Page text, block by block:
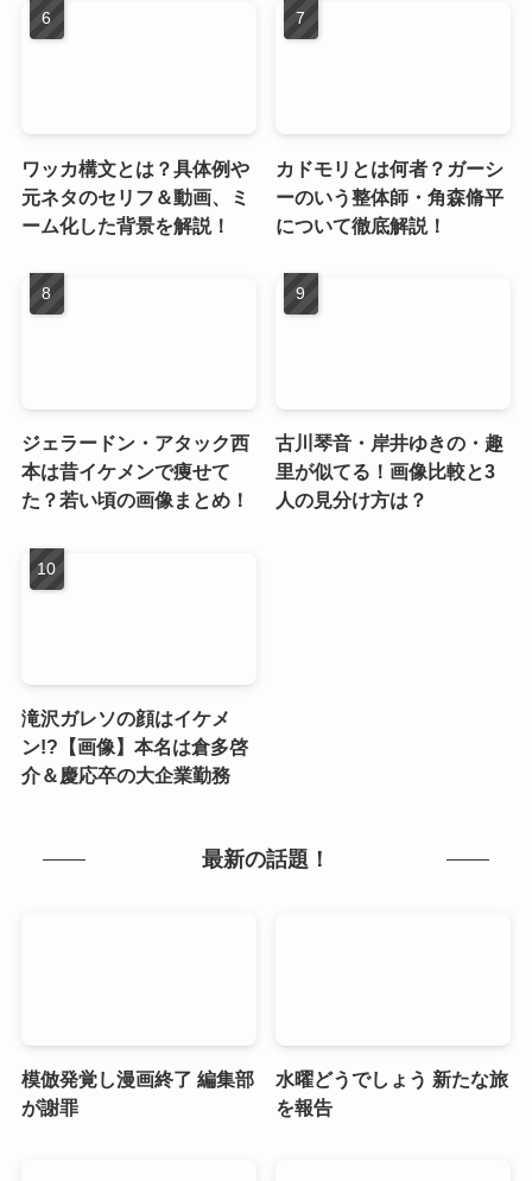
ワッカ構文とは？具体例や
元ネタのセリフ＆動画、ミ
ーム化した背景を解説！
カドモリとは何者？ガーシ
ーのいう整体師・角森脩平
について徹底解説！
ジェラードン・アタック西
本は昔イケメンで痩せて
た？若い頃の画像まとめ！
古川琴音・岸井ゆきの・趣
里が似てる！画像比較と3
人の見分け方は？
滝沢ガレソの顔はイケメ
ン!?【画像】本名は倉多啓
介＆慶応卒の大企業勤務
最新の話題！
模倣発覚し漫画終了 編集部
が謝罪
水曜どうでしょう 新たな旅
を報告